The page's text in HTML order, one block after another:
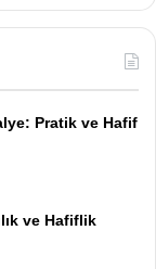
Pratik ve Hafif
ve Hafiflik